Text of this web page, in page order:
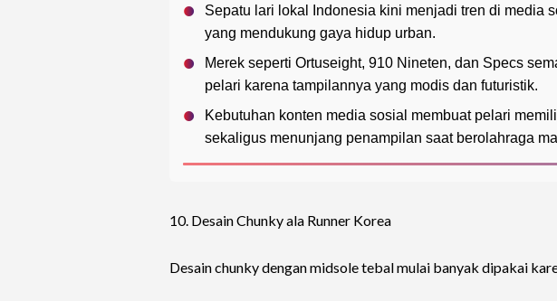
Sepatu lari lokal Indonesia kini menjadi tren di media
yang mendukung gaya hidup urban.
Merek seperti Ortuseight, 910 Nineten, dan Specs
pelari karena tampilannya yang modis dan futuristik.
Kebutuhan konten media sosial membuat pelari
sekaligus menunjang penampilan saat berolahraga
10. Desain Chunky ala Runner Korea
Desain chunky dengan midsole tebal mulai banyak dipakai